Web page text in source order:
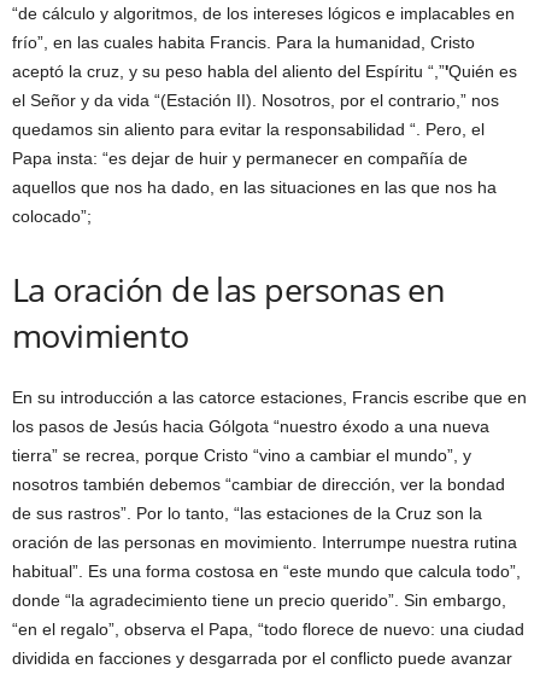
“de cálculo y algoritmos, de los intereses lógicos e implacables en
frío”, en las cuales habita Francis. Para la humanidad, Cristo
aceptó la cruz, y su peso habla del aliento del Espíritu “,”'Quién es
el Señor y da vida “(Estación II). Nosotros, por el contrario,” nos
quedamos sin aliento para evitar la responsabilidad “. Pero, el
Papa insta: “es dejar de huir y permanecer en compañía de
aquellos que nos ha dado, en las situaciones en las que nos ha
colocado”;
La oración de las personas en
movimiento
En su introducción a las catorce estaciones, Francis escribe que en
los pasos de Jesús hacia Gólgota “nuestro éxodo a una nueva
tierra” se recrea, porque Cristo “vino a cambiar el mundo”, y
nosotros también debemos “cambiar de dirección, ver la bondad
de sus rastros”. Por lo tanto, “las estaciones de la Cruz son la
oración de las personas en movimiento. Interrumpe nuestra rutina
habitual”. Es una forma costosa en “este mundo que calcula todo”,
donde “la agradecimiento tiene un precio querido”. Sin embargo,
“en el regalo”, observa el Papa, “todo florece de nuevo: una ciudad
dividida en facciones y desgarrada por el conflicto puede avanzar